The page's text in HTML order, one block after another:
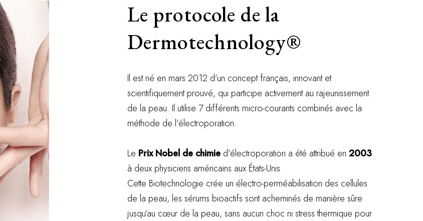
Le protocole de la
Dermotechnology®
Il est né en mars 2012 d’un concept français, innovant et
scientifiquement prouvé, qui participe activement au rajeunissement
de la peau. Il utilise 7 différents micro-courants combinés avec la
méthode de l’électroporation.
Le Prix Nobel de chimie d’électroporation a été attribué en 2003
à deux physiciens américains aux États-Unis.
Cette Biotechnologie crée un électro-perméabilisation des cellules
de la peau, les sérums bioactifs sont acheminés de manière sûre
jusqu’au cœur de la peau, sans aucun choc ni stress thermique pour